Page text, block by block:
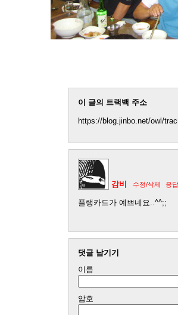
이 글의 트랙백 주소
https://blog.jinbo.net/owl/
감비 수정/삭제 응답
플랭카드가 예쁘네요..^^;;
댓글 남기기
이름
암호